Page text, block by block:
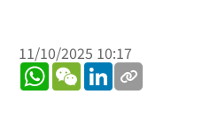
11/10/2025 10:17
WhatsApp
WeChatLinkedIn